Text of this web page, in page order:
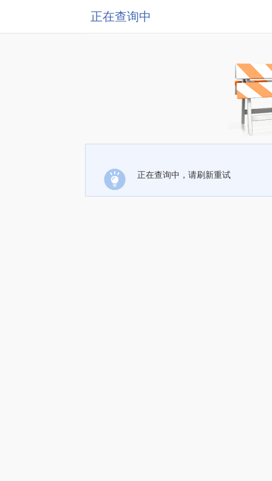
正在查询中
正在查询中，请刷新重试